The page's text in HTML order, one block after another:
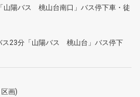
山陽バス 桃山台南口」バス停下車・徒
ス23分「山陽バス 桃山台」バス停下
画)